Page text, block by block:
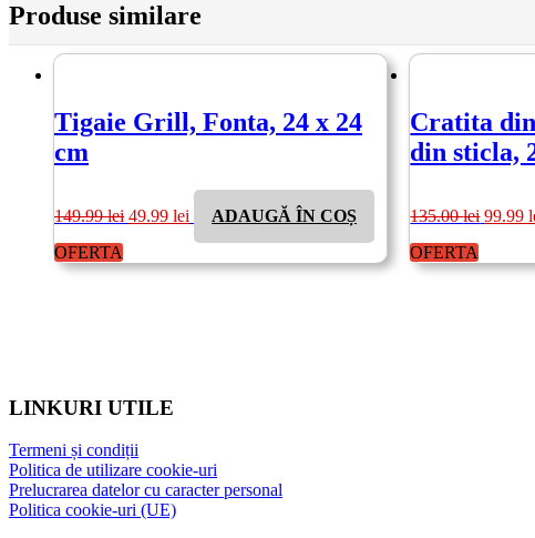
Produse similare
Tigaie Grill, Fonta, 24 x 24
cm
149.99lei inițial
49.99 lei
Prețul
curent
este:
ADAUGĂ ÎN COȘ
OFERTA
Cratita
din sticla,
135.00lei inițial
99.99
OFERTA
LINKURI UTILE
Termeni și condiții
Politica de utilizare cookie-uri
Prelucrarea datelor cu caracter personal
Politica cookie-uri (UE)